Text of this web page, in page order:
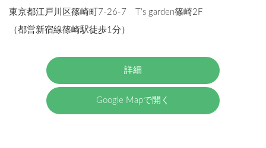
東京都江戸川区篠崎町7-26-7 T’s garden篠崎2F
（都営新宿線篠崎駅徒歩1分）
詳細
Google Mapで開く